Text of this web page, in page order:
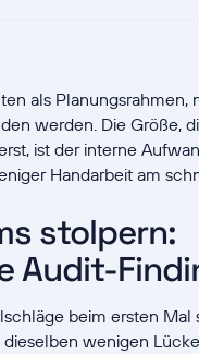
als Planungsrahmen,
werden. Die Größe,
ist der interne
Handarbeit am
stolpern:
Audit-
beim ersten Mal
dieselben wenigen